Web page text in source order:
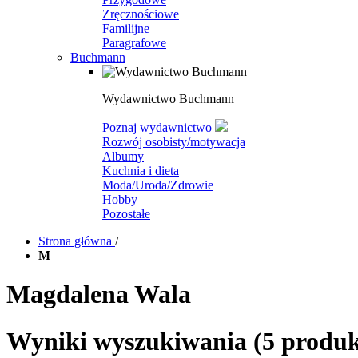
Zręcznościowe
Familijne
Paragrafowe
Buchmann
Wydawnictwo Buchmann
Poznaj wydawnictwo
Rozwój osobisty/motywacja
Albumy
Kuchnia i dieta
Moda/Uroda/Zdrowie
Hobby
Pozostałe
Strona główna /
M
Magdalena Wala
Wyniki wyszukiwania (5